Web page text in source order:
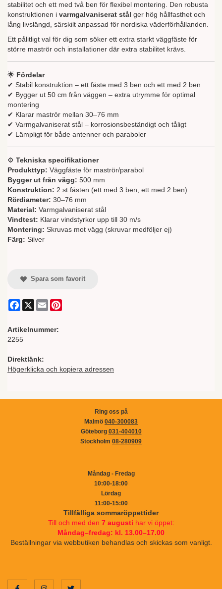
stabilitet och ett med två ben för flexibel montering. Den robusta
konstruktionen i varmgalvaniserat stål ger hög hållfasthet och
lång livslängd, särskilt anpassad för nordiska väderförhållanden.
Ett pålitligt val för dig som söker ett extra starkt väggfäste för
större maströr och installationer där extra stabilitet krävs.
🌟 Fördelar
✔ Stabil konstruktion – ett fäste med 3 ben och ett med 2 ben
✔ Bygger ut 50 cm från väggen – extra utrymme för optimal
montering
✔ Klarar maströr mellan 30–76 mm
✔ Varmgalvaniserat stål – korrosionsbeständigt och tåligt
✔ Lämpligt för både antenner och paraboler
⚙️ Tekniska specifikationer
Produkttyp: Väggfäste för maströr/parabol
Bygger ut från vägg: 500 mm
Konstruktion: 2 st fästen (ett med 3 ben, ett med 2 ben)
Rördiameter: 30–76 mm
Material: Varmgalvaniserat stål
Vindtest: Klarar vindstyrkor upp till 30 m/s
Montering: Skruvas mot vägg (skruvar medföljer ej)
Färg: Silver
Spara som favorit
Facebook
X Email
Artikelnummer:
2255
Direktlänk:
Högerklicka och kopiera adressen
Ring oss på
Malmö 040-300083
Göteborg 031-404010
Stockholm 08-280909
Måndag - Fredag
10:00-18:00
Lördag
11:00-15:00
Tillfälliga sommaröppettider
Till och med den 7 augusti har vi öppet:
Måndag–fredag: kl. 13.00–17.00
Beställningar via webbutiken behandlas och skickas som vanligt.